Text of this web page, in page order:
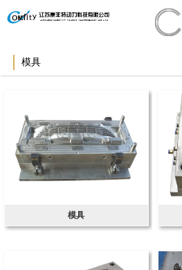
模具
模具